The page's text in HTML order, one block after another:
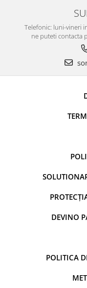
Telefonic: luni-vineri
ne puteti contacta
DEVINO
POLITICA